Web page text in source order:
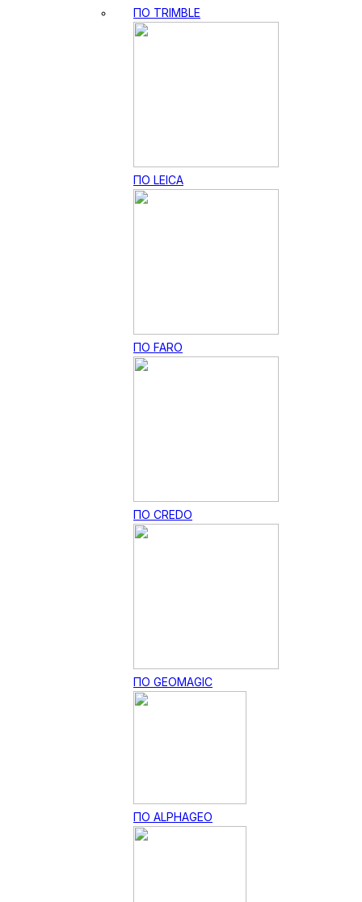
ПО TRIMBLE
ПО LEICA
ПО FARO
ПО CREDO
ПО GEOMAGIC
ПО ALPHAGEO